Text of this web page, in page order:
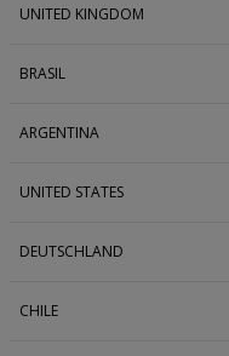
UNITED KINGDOM
BRASIL
ARGENTINA
UNITED STATES
DEUTSCHLAND
CHILE